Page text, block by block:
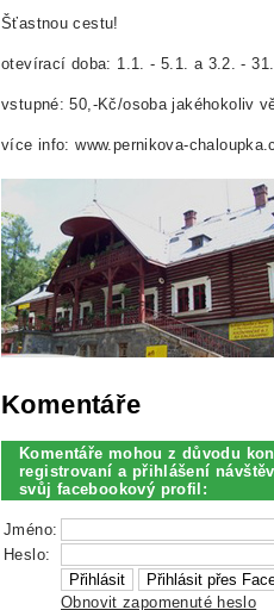
Šťastnou cestu!
otevírací doba: 1.1. - 5.1. a 3.2. -
vstupné: 50,-Kč/osoba jakéhokoliv
více info: www.pernikova-
Komentáře
Komentáře mohou z důvodu
registrovaní a přihlášení
svůj facebookový profil:
Jméno:
Heslo:
Obnovit zapomenuté heslo